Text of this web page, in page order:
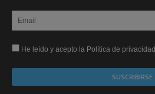
He leído y acepto la Política de privacidad